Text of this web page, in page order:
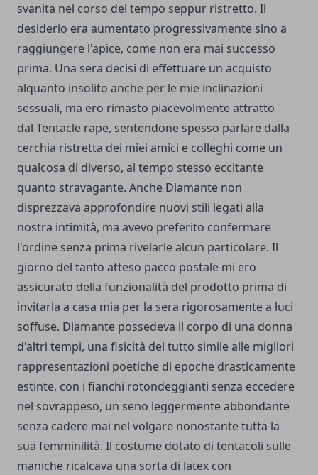
svanita nel corso del tempo seppur ristretto. Il
desiderio era aumentato progressivamente sino a
raggiungere l'apice, come non era mai successo
prima. Una sera decisi di effettuare un acquisto
alquanto insolito anche per le mie inclinazioni
sessuali, ma ero rimasto piacevolmente attratto
dal Tentacle rape, sentendone spesso parlare dalla
cerchia ristretta dei miei amici e colleghi come un
qualcosa di diverso, al tempo stesso eccitante
quanto stravagante. Anche Diamante non
disprezzava approfondire nuovi stili legati alla
nostra intimità, ma avevo preferito confermare
l'ordine senza prima rivelarle alcun particolare. Il
giorno del tanto atteso pacco postale mi ero
assicurato della funzionalità del prodotto prima di
invitarla a casa mia per la sera rigorosamente a luci
soffuse. Diamante possedeva il corpo di una donna
d'altri tempi, una fisicità del tutto simile alle migliori
rappresentazioni poetiche di epoche drasticamente
estinte, con i fianchi rotondeggianti senza eccedere
nel sovrappeso, un seno leggermente abbondante
senza cadere mai nel volgare nonostante tutta la
sua femminilità. Il costume dotato di tentacoli sulle
maniche ricalcava una sorta di latex con